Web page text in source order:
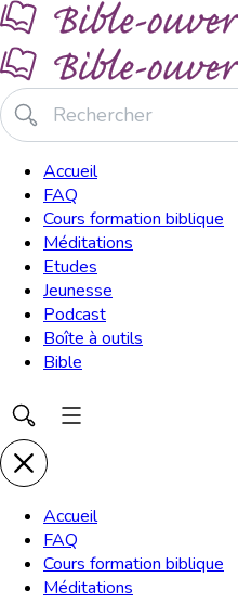
Accueil
FAQ
Cours formation biblique
Méditations
Etudes
Jeunesse
Podcast
Boîte à outils
Bible
Accueil
FAQ
Cours formation biblique
Méditations